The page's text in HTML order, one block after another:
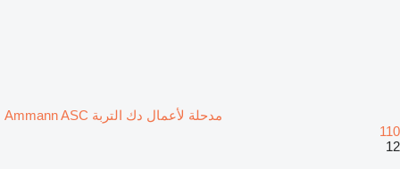
مدحلة لأعمال دك التربة Ammann ASC
110
12